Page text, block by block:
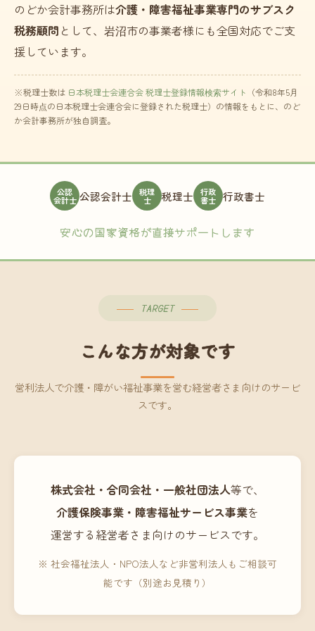
のどか会計事務所は介護・障害福祉事業専門のサブスク
税務顧問 として、岩沼市の事業者様にも全国対応でご支
援しています。
※税理士数は 日本税理士会連合会 税理士登録情報検索サイト （令和8年5月
29日時点の日本税理士会連合会に登録された税理士）の情報をもとに、のど
か会計事務所が独自調査。
公認
会計士 公認会計士 税理
士 税理士 行政
書士 行政書士
安心の国家資格が直接サポートします
TARGET
こんな方が対象です
営利法人で介護・障がい福祉事業を営む経営者さま向けのサービ
スです。
株式会社・合同会社・一般社団法人等で、
介護保険事業・障害福祉サービス事業を
運営する経営者さま向けのサービスです。
※ 社会福祉法人・NPO法人など非営利法人もご相談可
能です（別途お見積り）